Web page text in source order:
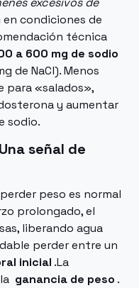
condiciones de
técnica
a 600 mg de sodio
de NaCl). Menos
para «salados»,
y aumentar
sodio.
señal de
peso es normal
prolongado, el
liberando agua
perder entre un
inicial .La
ganancia de peso .